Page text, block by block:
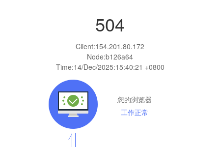
504
Client:154.201.80.172
Node:b126a64
Time:14/Dec/2025:15:40:21 +0800
您的浏览器
工作正常